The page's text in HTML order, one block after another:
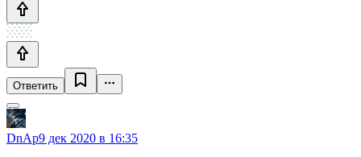
Ответить
DnAp9 дек 2020 в 16:35